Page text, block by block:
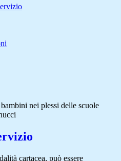
nei plessi delle scuole
cartacea, può essere